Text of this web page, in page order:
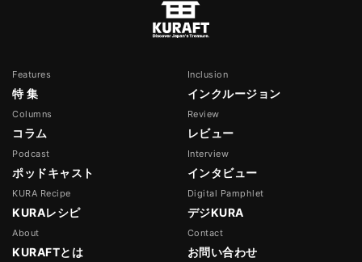
Features
特 集
Inclusion
インクルージョン
Columns
コラム
Review
レビュー
Podcast
ポッドキャスト
Interview
インタビュー
KURA Recipe
KURAレシピ
Digital Pamphlet
デジKURA
About
KURAFTとは
Contact
お問い合わせ